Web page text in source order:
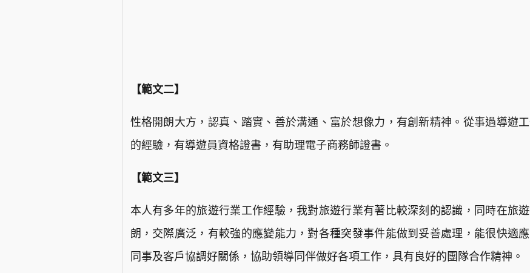
【範文二】
性格開朗大方，認真、踏實、善於溝通、富於想像力，有創新精神。從事過導遊
的經驗，有導遊員資格證書，有助理電子商務師證書。
【範文三】
本人有多年的旅遊行業工作經驗，我對旅遊行業有著比較深刻的認識，同時在旅
朗，交際廣泛，有較強的應變能力，對各種突發事件能做到妥善處理，能很快適
同事及客戶協調好關係，協助領導同伴做好各項工作，具有良好的團隊合作精神。